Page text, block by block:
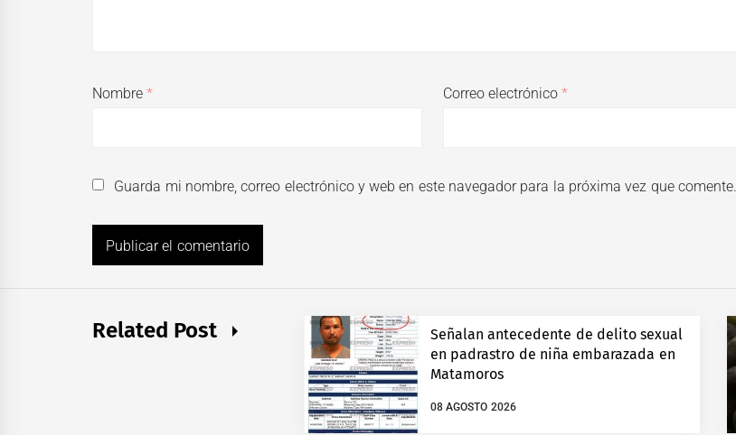
Nombre* Correo electrónico*
Guarda mi nombre, correo electrónico y web en este navegador para la próxima vez que comente.
Related Post
Señalan antecedente de delito sexual
en padrastro de niña embarazada en
Matamoros
08 AGOSTO 2026